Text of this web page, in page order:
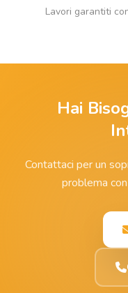
Lavori garantiti
Hai
Contattaci per un
problema